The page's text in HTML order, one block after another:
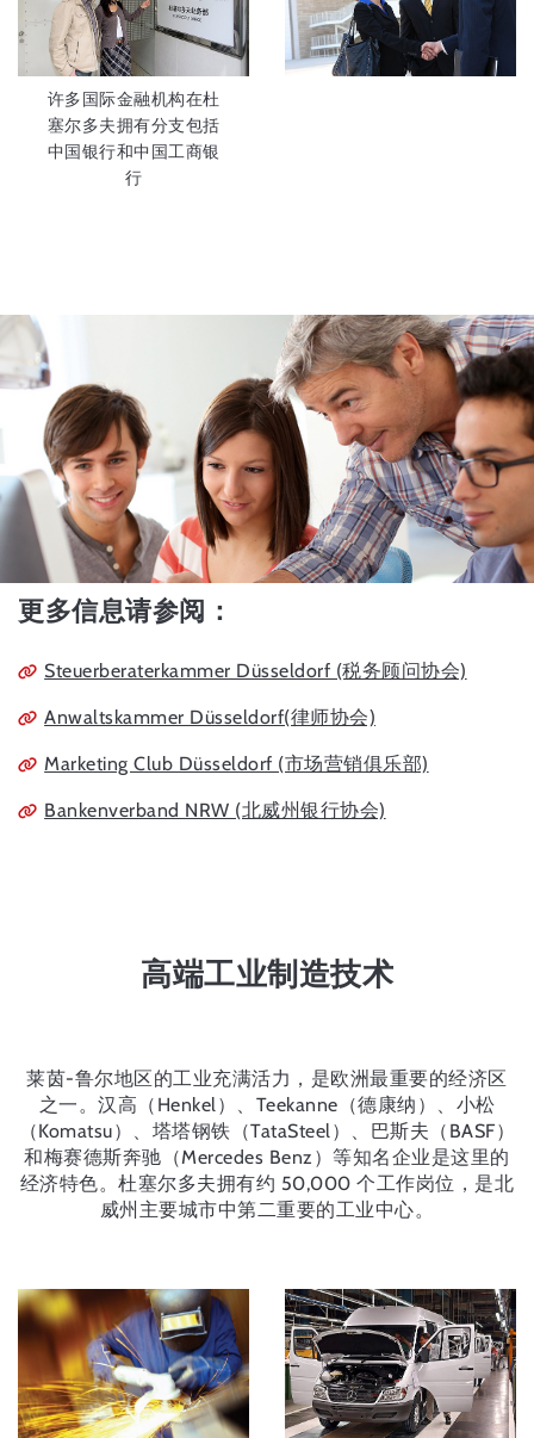
许多国际金融机构在杜
塞尔多夫拥有分支包括
中国银行和中国工商银
行
更多信息请参阅：
Steuerberaterkammer Düsseldorf (税务顾问协会)
Anwaltskammer Düsseldorf(律师协会)
Marketing Club Düsseldorf (市场营销俱乐部)
Bankenverband NRW (北威州银行协会)
高端工业制造技术
莱茵-鲁尔地区的工业充满活力，是欧洲最重要的经济区
之一。汉高（Henkel）、Teekanne（德康纳）、小松
（Komatsu）、塔塔钢铁（TataSteel）、巴斯夫（BASF）
和梅赛德斯奔驰（Mercedes Benz）等知名企业是这里的
经济特色。杜塞尔多夫拥有约 50,000 个工作岗位，是北
威州主要城市中第二重要的工业中心。